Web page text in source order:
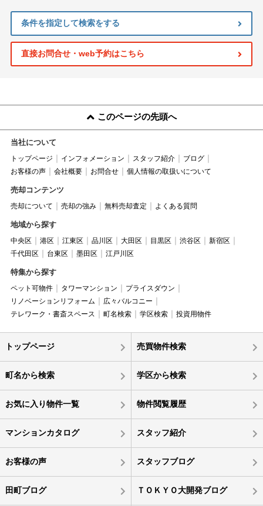
条件を指定して検索をする
直接お問合せ・web予約はこちら
このページの先頭へ
当社について
トップページ インフォメーション スタッフ紹介
ブログ
お客様の声
会社概要 お問合せ 個人情報の取扱いについて
売却コンテンツ
売却について 売却の強み 無料売却査定 よくある質問
地域から探す
中央区 港区 江東区 品川区 大田区 目黒区 渋谷区
新宿区
千代田区
台東区 墨田区 江戸川区
特集から探す
ペット可物件 タワーマンション
プライスダウン
リノベーションリフォーム
広々バルコニー
テレワーク・書斎スペース
町名検索 学区検索 投資用物件
トップページ 売買物件検索
町名から検索 学区から検索
お気に入り物件一覧 物件閲覧履歴
マンションカタログ スタッフ紹介
お客様の声 スタッフブログ
田町ブログ ＴＯＫＹＯ大開発ブログ